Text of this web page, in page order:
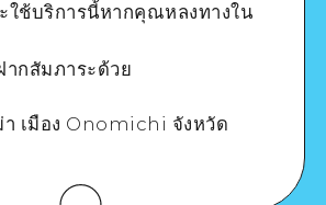
ะเอียด
ใช้บริการนี้หากคุณหลงทางใน
ากสัมภาระด้วย
า เมือง Onomichi จังหวัด